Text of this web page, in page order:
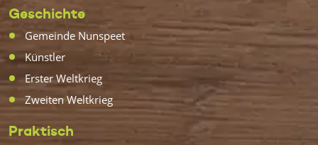
Geschichte
Gemeinde Nunspeet
Künstler
Erster Weltkrieg
Zweiten Weltkrieg
Praktisch